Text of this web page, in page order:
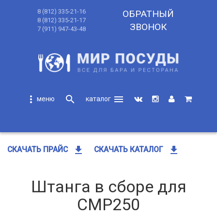
8 (812) 335-21-16
8 (812) 335-21-17
7 (911) 947-43-48
ОБРАТНЫЙ
ЗВОНОК
more_vert search
menu
СКАЧАТЬ ПРАЙС get_app СКАЧАТЬ КАТАЛОГ get_app
Штанга в сборе для
CMP250